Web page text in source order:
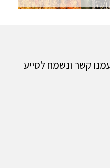
לב
טנזניה
המושלם בין
ספארי ונופש
קשר ונשמח לסייע